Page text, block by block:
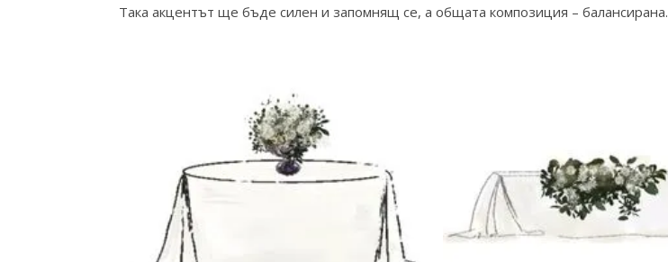
Така акцентът ще бъде силен и запомнящ се, а общата композиция – балансирана.